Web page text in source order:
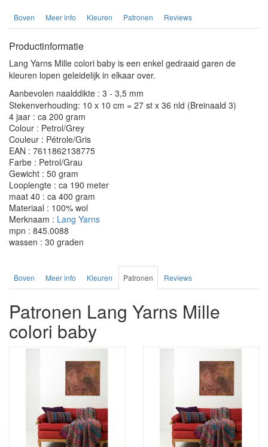
Boven Meer info Kleuren Patronen Reviews
Productinformatie
Lang Yarns Mille colori baby is een enkel gedraaid garen de
kleuren lopen geleidelijk in elkaar over.
Aanbevolen naalddikte : 3 - 3,5 mm
Stekenverhouding: 10 x 10 cm = 27 st x 36 nld (Breinaald 3)
4 jaar : ca 200 gram
Colour : Petrol/Grey
Couleur : Pétrole/Gris
EAN : 7611862138775
Farbe : Petrol/Grau
Gewicht : 50 gram
Looplengte : ca 190 meter
maat 40 : ca 400 gram
Materiaal : 100% wol
Merknaam : Lang Yarns
mpn : 845.0088
wassen : 30 graden
Boven Meer info Kleuren Patronen Reviews
Patronen Lang Yarns Mille
colori baby